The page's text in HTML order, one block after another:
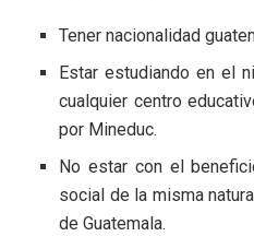
Tener nacionalidad
Estar estudiando en el
cualquier centro
por Mineduc.
No estar con el
social de la misma
de Guatemala.